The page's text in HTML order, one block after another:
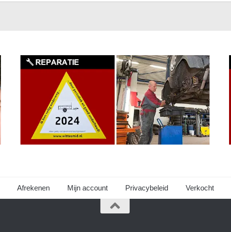
Afrekenen Mijn account Privacybeleid Verkocht